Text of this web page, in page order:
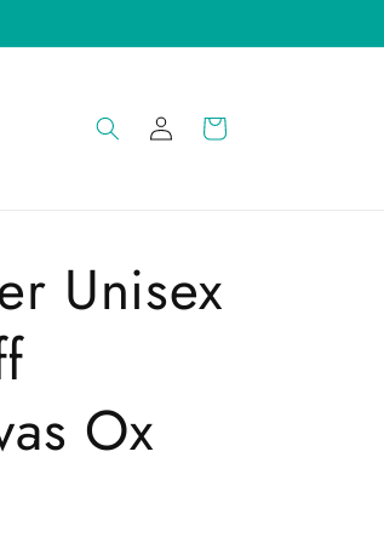
EINLOGGEN
WARENKORB
Unisex
Ox